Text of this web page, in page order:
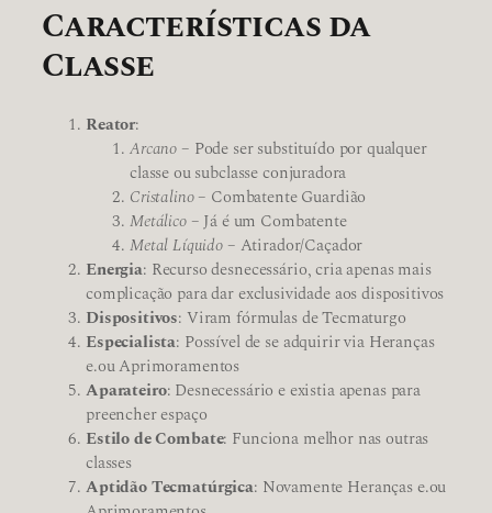
Características da
Classe
Reator:
Arcano – Pode ser substituído por qualquer
classe ou subclasse conjuradora
Cristalino– Combatente Guardião
Metálico – Já é um Combatente
Metal Líquido – Atirador/Caçador
Energia: Recurso desnecessário, cria apenas mais
complicação para dar exclusividade aos dispositivos
Dispositivos: Viram fórmulas de Tecmaturgo
Especialista: Possível de se adquirir via Heranças
e.ou Aprimoramentos
Aparateiro: Desnecessário e existia apenas para
preencher espaço
Estilo de Combate: Funciona melhor nas outras
classes
Aptidão Tecmatúrgica: Novamente Heranças e.ou